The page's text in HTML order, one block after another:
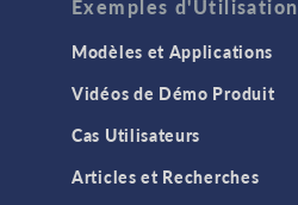
Exemples d'Utilisation
Modèles et Applications
Vidéos de Démo Produit
Cas Utilisateurs
Articles et Recherches